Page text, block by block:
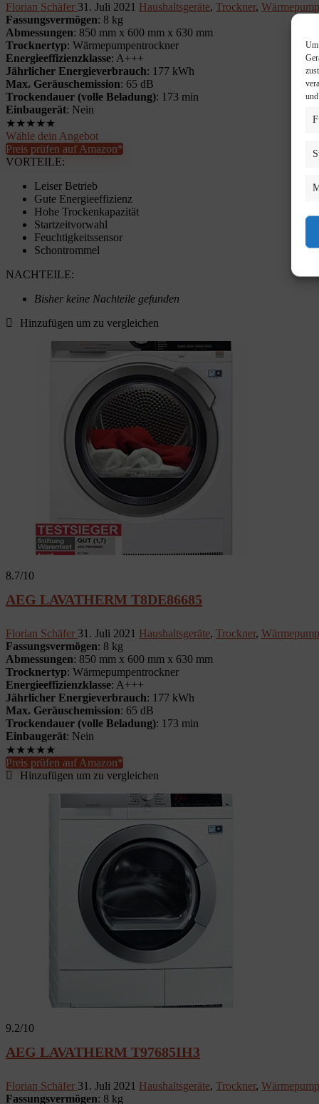
Um
Florian Schäfer 31. Juli 2021 Haushaltsgeräte, Trockner,
Fassungsvermögen: 8 kg
Abmessungen: 850 mm x 600 mm x 630 mm
Trocknertyp: Wärmepumpentrockner
Energieeffizienzklasse: A+++
Jährlicher Energieverbrauch: 177 kWh
Max. Geräuschemission: 65 dB
Trockendauer (volle Beladung): 173 min
Einbaugerät: Nein
★★★★★
Wähle dein Angebot
Preis prüfen auf Amazon*
VORTEILE:
Leiser Betrieb
Gute Energieeffizienz
Hohe Trockenkapazität
Startzeitvorwahl
Feuchtigkeitssensor
Schontrommel
NACHTEILE:
Bisher keine Nachteile gefunden
Hinzufügen um zu vergleichen
8.7/10
AEG LAVATHERM T8DE86685
Florian Schäfer 31. Juli 2021 Haushaltsgeräte, Trockner,
Fassungsvermögen: 8 kg
Abmessungen: 850 mm x 600 mm x 630 mm
Trocknertyp: Wärmepumpentrockner
Energieeffizienzklasse: A+++
Jährlicher Energieverbrauch: 177 kWh
Max. Geräuschemission: 65 dB
Trockendauer (volle Beladung): 173 min
Einbaugerät: Nein
★★★★★
Preis prüfen auf Amazon*
Hinzufügen um zu vergleichen
9.2/10
AEG LAVATHERM T97685IH3
Florian Schäfer 31. Juli 2021 Haushaltsgeräte, Trockner,
Fassungsvermögen: 8 kg